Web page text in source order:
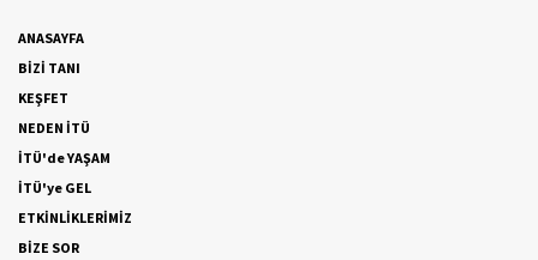
ANASAYFA
BİZİ TANI
KEŞFET
NEDEN İTÜ
İTÜ'de YAŞAM
İTÜ'ye GEL
ETKİNLİKLERİMİZ
BİZE SOR